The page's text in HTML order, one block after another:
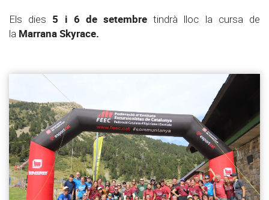
Els dies 5 i 6 de setembre tindrà lloc la cursa de
la Marrana Skyrace.